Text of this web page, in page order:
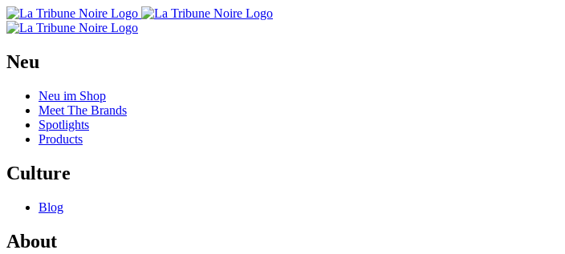
Neu
Neu im Shop
Meet The Brands
Spotlights
Products
Culture
Blog
About